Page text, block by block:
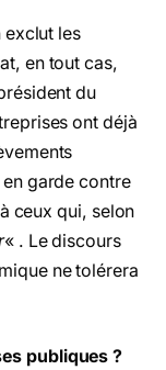
exclut les
en tout cas,
du
ont déjà
garde contre
ceux qui, selon
« . Le discours
ne tolérera
publiques ?